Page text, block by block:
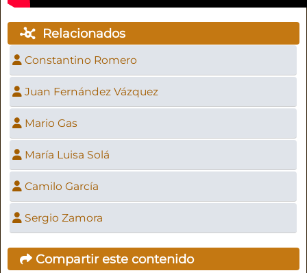
Relacionados
Constantino Romero
Juan Fernández Vázquez
Mario Gas
María Luisa Solá
Camilo García
Sergio Zamora
Compartir este contenido